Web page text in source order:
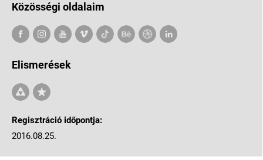
Közösségi oldalaim
Elismerések
Regisztráció időpontja:
2016.08.25.